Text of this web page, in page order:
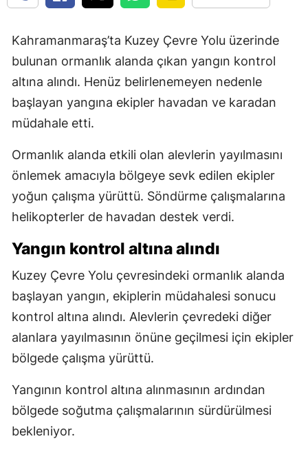
Kahramanmaraş’ta Kuzey Çevre Yolu üzerinde
bulunan ormanlık alanda çıkan yangın kontrol
altına alındı. Henüz belirlenemeyen nedenle
başlayan yangına ekipler havadan ve karadan
müdahale etti.
Ormanlık alanda etkili olan alevlerin yayılmasını
önlemek amacıyla bölgeye sevk edilen ekipler
yoğun çalışma yürüttü. Söndürme çalışmalarına
helikopterler de havadan destek verdi.
Yangın kontrol altına alındı
Kuzey Çevre Yolu çevresindeki ormanlık alanda
başlayan yangın, ekiplerin müdahalesi sonucu
kontrol altına alındı. Alevlerin çevredeki diğer
alanlara yayılmasının önüne geçilmesi için ekipler
bölgede çalışma yürüttü.
Yangının kontrol altına alınmasının ardından
bölgede soğutma çalışmalarının sürdürülmesi
bekleniyor.